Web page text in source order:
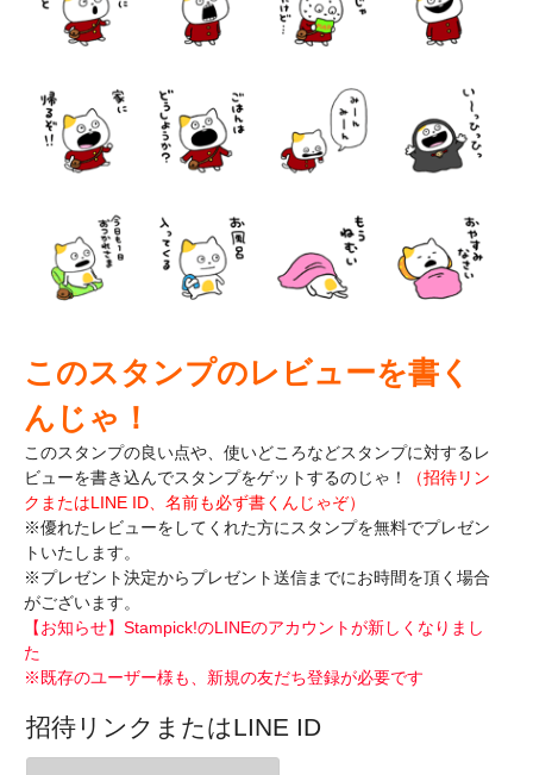
このスタンプのレビューを書く
んじゃ！
このスタンプの良い点や、使いどころなどスタンプに対するレ
ビューを書き込んでスタンプをゲットするのじゃ！
（招待リン
クまたはLINE ID、名前も必ず書くんじゃぞ）
※優れたレビューをしてくれた方にスタンプを無料でプレゼン
トいたします。
※プレゼント決定からプレゼント送信までにお時間を頂く場合
がございます。
【お知らせ】Stampick!のLINEのアカウントが新しくなりまし
た
※既存のユーザー様も、新規の友だち登録が必要です
招待リンクまたはLINE ID